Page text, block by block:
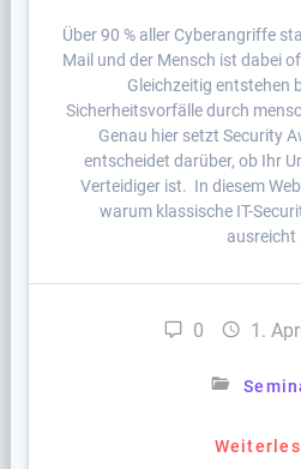
Über 90 % aller Cyberangriffe
Mail und der Mensch ist dabei
Gleichzeitig entstehen
Sicherheitsvorfälle durch
Genau hier setzt Security
entscheidet darüber, ob Ihr
Verteidiger ist. In diesem
warum klassische IT-
ausreicht
0 1.